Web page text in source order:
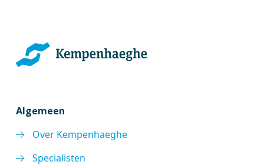
Algemeen
Over Kempenhaeghe
Specialisten